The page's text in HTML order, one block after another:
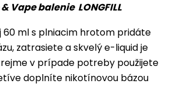
Vape balenie LONGFILL
60 ml s plniacim hrotom pridáte
, zatrasiete a skvelýe-liquidje
v prípade potreby použijete
doplníte nikotínovou bázou